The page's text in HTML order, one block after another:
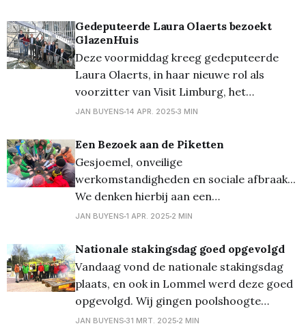
betalen — een bedrag dat kan oplopen tot
184 euro. Deze beslissing werd unaniem
goedgekeurd door de voltallige
gemeenteraad (CD&
Gedeputeerde Laura Olaerts bezoekt
GlazenHuis
Deze voormiddag kreeg gedeputeerde
Laura Olaerts, in haar nieuwe rol als
voorzitter van Visit Limburg, het
vernieuwbouwproject van Visit Lommel en
haar eerste officiële werkbezoek aan
Lommel in deze nieuwe functie.
Gedeputeerde Laura Olaerts De 28-jarige
Laura Olaerts (N-VA) is sinds kort
gedeputeerde
JAN BUYENS 14 APR. 2025 3 MIN
Een Bezoek aan de Piketten
Gesjoemel, onveilige
werkomstandigheden en sociale afbraak...
We denken hierbij aan een
ontwikkelingsland waar arbeidsrechten
bedshow. Echter zijn dit de
omstandigheden waarin veel burgers in
eigen land zich bevinden. De verhalen die
rondgaan op de piketten van onze
nationale staking baren grote zorgen
JAN BUYENS 1 APR. 2025 2 MIN
Nationale stakingsdag goed opgevolgd
Vandaag vond de nationale stakingsdag
plaats, en ook in Lommel werd deze goed
opgevolgd. Wij gingen poolshoogte
nemen bij enkele bedrijven en vonden op
JAN BUYENS 31 MRT. 2025 2 MIN